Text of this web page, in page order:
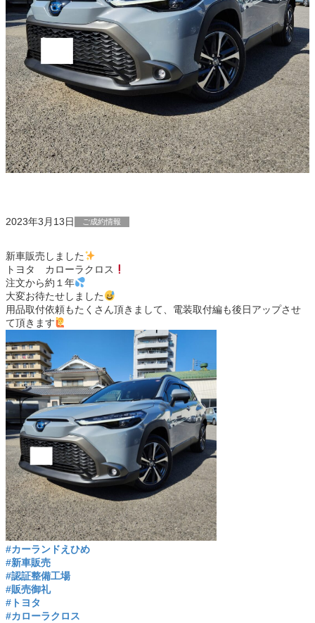
2023年3月13日 ご成約情報
新車販売しました
トヨタ カローラクロス
注文から約１年
大変お待たせしました
用品取付依頼もたくさん頂きまして、電装取付編も後日アップさせ
て頂きます
#カーランドえひめ
#新車販売
#認証整備工場
#販売御礼
#トヨタ
#カローラクロス